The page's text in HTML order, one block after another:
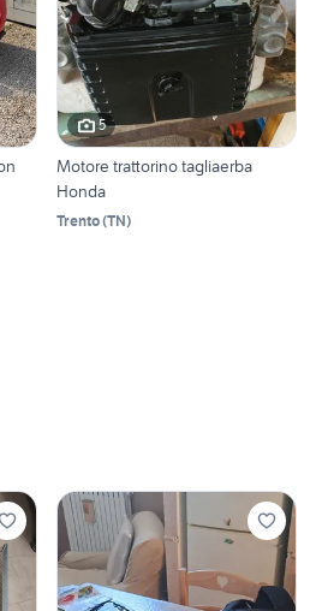
5
Motore trattorino tagliaerba
Honda
Trento(TN)